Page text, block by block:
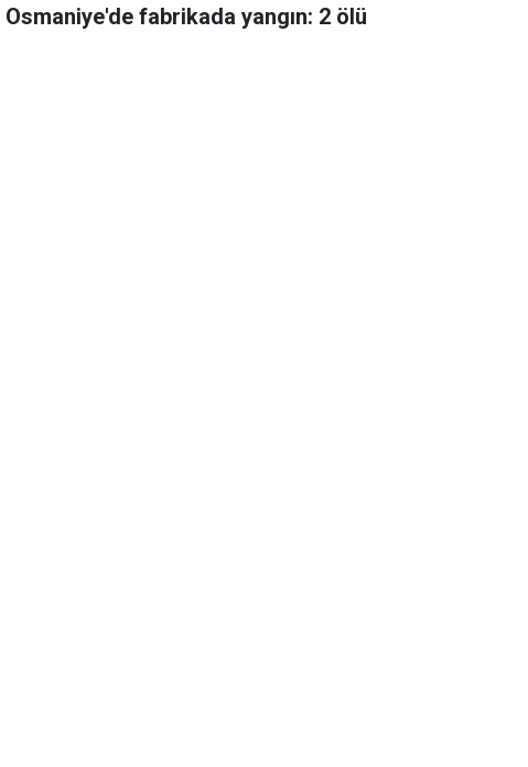
Osmaniye'de fabrikada yangın: 2 ölü